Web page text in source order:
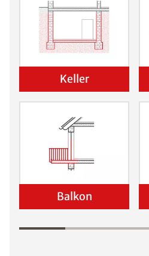
Keller
Balkon